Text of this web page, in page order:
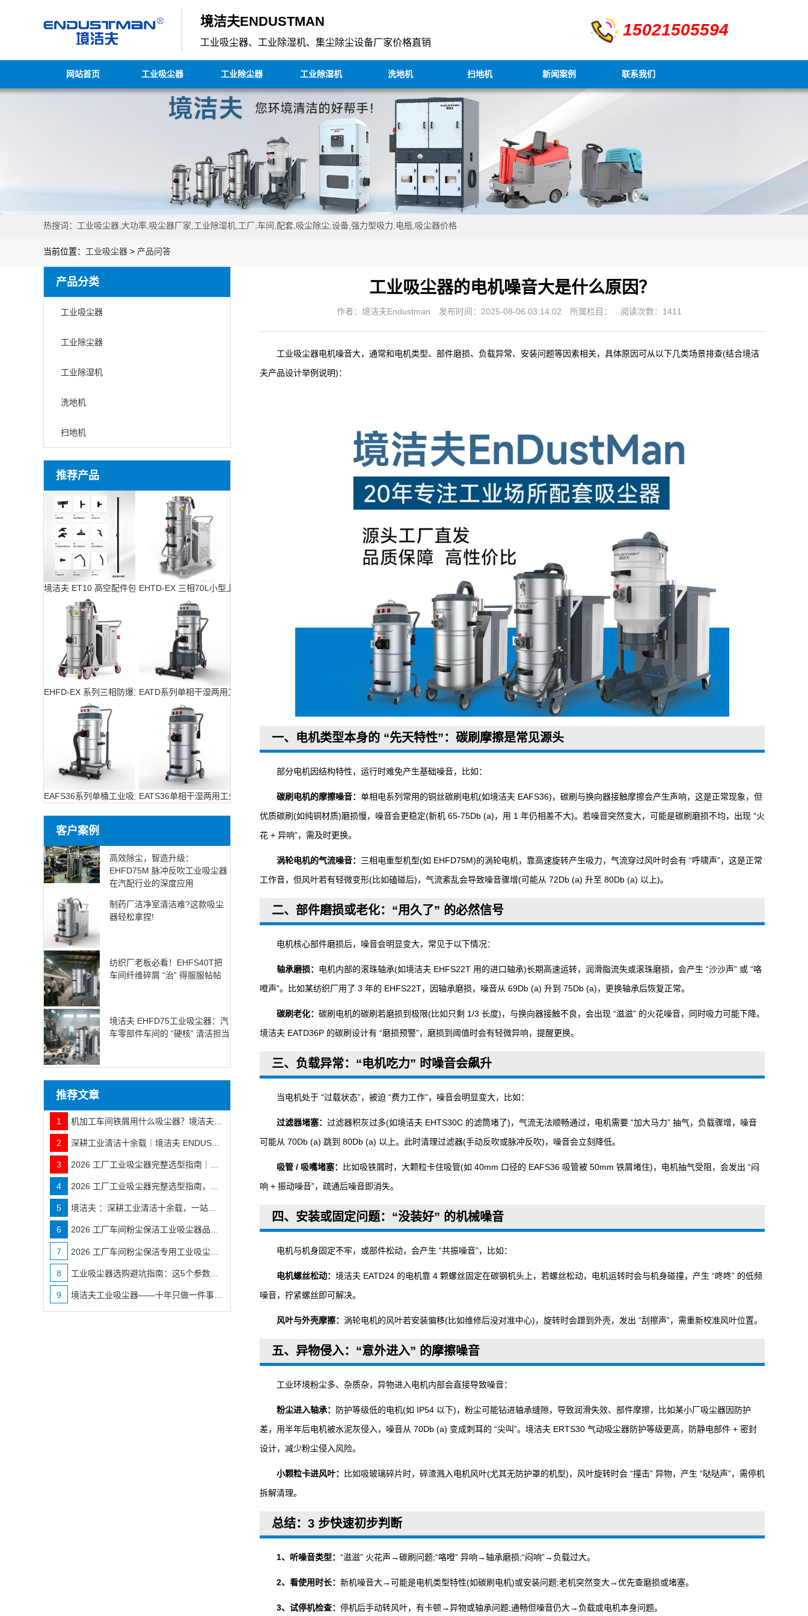
境洁夫ENDUSTMAN
工业吸尘器、工业除湿机、集尘除尘设备厂家价格直销
15021505594
网站首页 工业吸尘器 工业除尘器 工业除湿机 洗地机 扫地机 新闻案例 联系我们
热搜词：工业吸尘器,大功率,吸尘器厂家,工业除湿机,工厂,车间,配套,吸尘除尘,设备,强力型吸力,电瓶,吸尘器价格
当前位置： 工业吸尘器 > 产品问答
工业吸尘器的电机噪音大是什么原因？
作者：境洁夫Endustman 发布时间：2025-08-06 03:14:02 所属栏目： 阅读次数：1411
工业吸尘器电机噪音大，通常和电机类型、部件磨损、负载异常、安装问题等因素相关，具体原因可从以下几类场景排查(结合境洁
夫产品设计举例说明)：
一、电机类型本身的 “先天特性”：碳刷摩擦是常见源头
部分电机因结构特性，运行时难免产生基础噪音，比如：
碳刷电机的摩擦噪音： 单相电系列常用的铜丝碳刷电机(如境洁夫 EAFS36)，碳刷与换向器接触摩擦会产生声响，这是正常现象，但
优质碳刷(如纯铜材质)磨损慢，噪音会更稳定(新机 65-75Db (a)，用 1 年仍相差不大)。若噪音突然变大，可能是碳刷磨损不均，出现 “火
花 + 异响”，需及时更换。
涡轮电机的气流噪音： 三相电重型机型(如 EHFD75M)的涡轮电机，靠高速旋转产生吸力，气流穿过风叶时会有 “呼啸声”，这是正常
工作音，但风叶若有轻微变形(比如磕碰后)，气流紊乱会导致噪音骤增(可能从 72Db (a) 升至 80Db (a) 以上)。
二、部件磨损或老化：“用久了” 的必然信号
电机核心部件磨损后，噪音会明显变大，常见于以下情况：
轴承磨损： 电机内部的滚珠轴承(如境洁夫 EHFS22T 用的进口轴承)长期高速运转，润滑脂流失或滚珠磨损，会产生 “沙沙声” 或 “咯
噔声”。比如某纺织厂用了 3 年的 EHFS22T，因轴承磨损，噪音从 69Db (a) 升到 75Db (a)，更换轴承后恢复正常。
碳刷老化： 碳刷电机的碳刷若磨损到极限(比如只剩 1/3 长度)，与换向器接触不良，会出现 “滋滋” 的火花噪音，同时吸力可能下降。
境洁夫 EATD36P 的碳刷设计有 “磨损预警”，磨损到阈值时会有轻微异响，提醒更换。
三、负载异常：“电机吃力” 时噪音会飙升
当电机处于 “过载状态”，被迫 “费力工作”，噪音会明显变大，比如：
过滤器堵塞： 过滤器积灰过多(如境洁夫 EHTS30C 的滤筒堵了)，气流无法顺畅通过，电机需要 “加大马力” 抽气，负载骤增，噪音
可能从 70Db (a) 跳到 80Db (a) 以上。此时清理过滤器(手动反吹或脉冲反吹)，噪音会立刻降低。
吸管 / 吸嘴堵塞：
比如吸铁屑时，大颗粒卡住吸管(如 40mm 口径的 EAFS36 吸管被 50mm 铁屑堵住)，电机抽气受阻，会发出 “闷
响 + 振动噪音”，疏通后噪音即消失。
四、安装或固定问题：“没装好” 的机械噪音
电机与机身固定不牢，或部件松动，会产生 “共振噪音”，比如：
电机螺丝松动： 境洁夫 EATD24 的电机靠 4 颗螺丝固定在碳钢机头上，若螺丝松动，电机运转时会与机身碰撞，产生 “咚咚” 的低频
噪音，拧紧螺丝即可解决。
风叶与外壳摩擦： 涡轮电机的风叶若安装偏移(比如维修后没对准中心)，旋转时会蹭到外壳，发出 “刮擦声”，需重新校准风叶位置。
五、异物侵入：“意外进入” 的摩擦噪音
工业环境粉尘多、杂质杂，异物进入电机内部会直接导致噪音：
粉尘进入轴承： 防护等级低的电机(如 IP54 以下)，粉尘可能钻进轴承缝隙，导致润滑失效、部件摩擦，比如某小厂吸尘器因防护
差，用半年后电机被水泥灰侵入，噪音从 70Db (a) 变成刺耳的 “尖叫”。境洁夫 ERTS30 气动吸尘器防护等级更高，防静电部件 + 密封
设计，减少粉尘侵入风险。
小颗粒卡进风叶：
比如吸玻璃碎片时，碎渣溅入电机风叶(尤其无防护罩的机型)，风叶旋转时会 “撞击” 异物，产生 “哒哒声”，需停机
拆解清理。
总结：3 步快速初步判断
1、听噪音类型： “滋滋” 火花声→碳刷问题;“咯噔” 异响→轴承磨损;“闷响”→负载过大。
2、看使用时长： 新机噪音大→可能是电机类型特性(如碳刷电机)或安装问题;老机突然变大→优先查磨损或堵塞。
3、试停机检查： 停机后手动转风叶，有卡顿→异物或轴承问题;通畅但噪音仍大→负载或电机本身问题。
产品分类
工业吸尘器
工业除尘器
工业除湿机
洗地机
扫地机
推荐产品
境洁夫 ET10 高空配件包 EHTD-EX 三相70L小型上下桶防爆工业吸尘器
EHFD-EX 系列三相防爆工业吸尘器EATD系列单相干湿两用工业吸尘器
EAFS36系列单桶工业吸尘器EATS36单相干湿两用工业吸尘器
客户案例
高效除尘，智造升级：
EHFD75M 脉冲反吹工业吸尘器
在汽配行业的深度应用
制药厂洁净室清洁难?这款吸尘
器轻松拿捏!
纺织厂老板必看！EHFS40T把
车间纤维碎屑 “治” 得服服帖帖
境洁夫 EHFD75工业吸尘器：汽
车零部件车间的 “硬核” 清洁担当
推荐文章
1 机加工车间铁屑用什么吸尘器？境洁夫工业吸尘器选型指南
2 深耕工业清洁十余载｜境洁夫 ENDUSTMAN 品牌实力与全行业落地案例
3 2026 工厂工业吸尘器完整选型指南｜按工况精准匹配境洁夫全系机型
4 2026 工厂工业吸尘器完整选型指南，按工况选不花冤枉钱
5 境洁夫 ：深耕工业清洁十余载，一站式工厂除尘解决方案服务商
6 2026 工厂车间粉尘保洁工业吸尘器品牌分类推荐
7 2026 工厂车间粉尘保洁专用工业吸尘器选型 & 推荐
8 工业吸尘器选购避坑指南：这5个参数比价格更重要
9 境洁夫工业吸尘器——十年只做一件事：让工厂车间干干净净